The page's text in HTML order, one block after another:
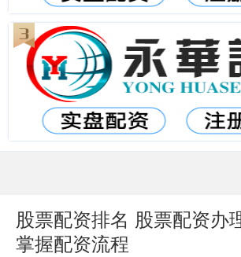
股票配资排名 股票配资办
掌握配资流程